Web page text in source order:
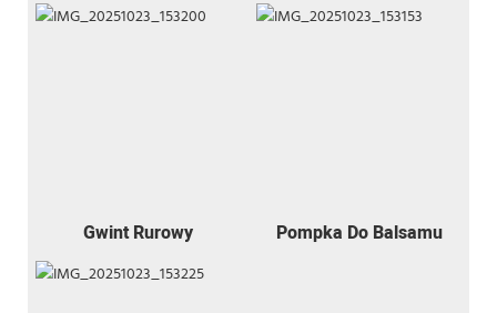
Gwint Rurowy Pompka Do Balsamu